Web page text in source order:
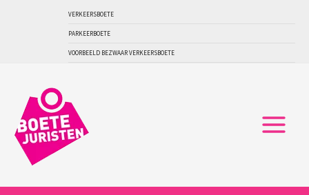
VERKEERSBOETE
PARKEERBOETE
VOORBEELD BEZWAAR VERKEERSBOETE